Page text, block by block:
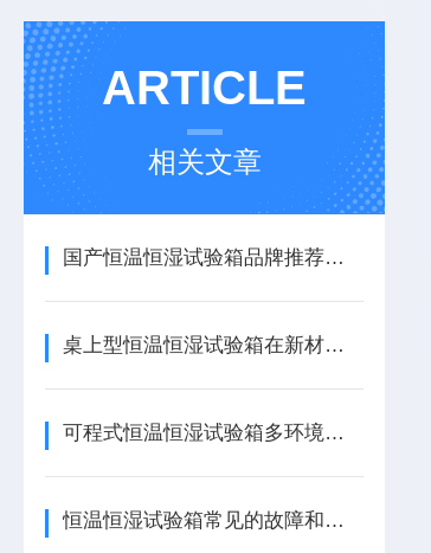
ARTICLE
相关文章
国产恒温恒湿试验箱品牌推荐源泰鑫，附选购建议
桌上型恒温恒湿试验箱在新材料的研发过程中的作用
可程式恒温恒湿试验箱多环境模拟的常见故障及解决方法
恒温恒湿试验箱常见的故障和处理方法